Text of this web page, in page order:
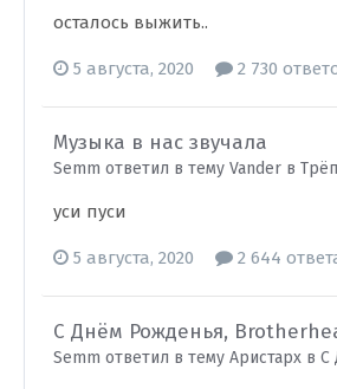
осталось выжить..
5 августа, 2020 2 730
Музыка в нас звучала
Semm ответил в тему Vander в Трёп
уси пуси
5 августа, 2020 2 644
С Днём Рожденья,
Semm ответил в тему Аристарх в С